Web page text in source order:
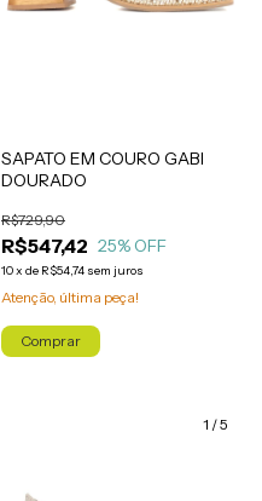
SAPATO EM COURO GABI
DOURADO
R$547,42
R$729,90
25% OFF
10x de R$54,74 sem juros
Atenção, última peça!
Comprar
1 /5